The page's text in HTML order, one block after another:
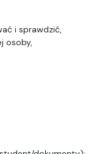
i sprawdzić,
osoby,